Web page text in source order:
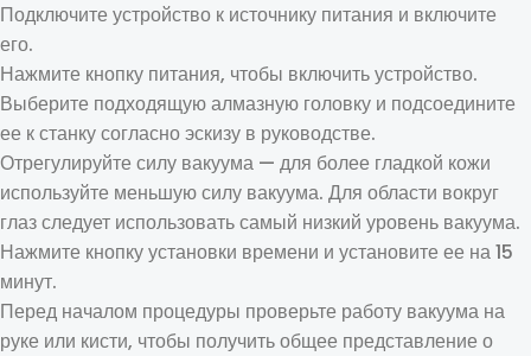
Подключите устройство к источнику питания и включите
его.
Нажмите кнопку питания, чтобы включить устройство.
Выберите подходящую алмазную головку и подсоедините
ее к станку согласно эскизу в руководстве.
Отрегулируйте силу вакуума — для более гладкой кожи
используйте меньшую силу вакуума. Для области вокруг
глаз следует использовать самый низкий уровень вакуума.
Нажмите кнопку установки времени и установите ее на 15
минут.
Перед началом процедуры проверьте работу вакуума на
руке или кисти, чтобы получить общее представление о